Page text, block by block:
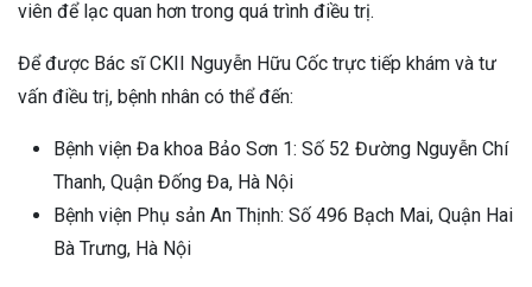
viên để lạc quan hơn trong quá trình điều trị.
Để được Bác sĩ CKII Nguyễn Hữu Cốc trực tiếp khám và tư
vấn điều trị, bệnh nhân có thể đến:
Bệnh viện Đa khoa Bảo Sơn 1: Số 52 Đường Nguyễn Chí
Thanh, Quận Đống Đa, Hà Nội
Bệnh viện Phụ sản An Thịnh: Số 496 Bạch Mai, Quận Hai
Bà Trưng, Hà Nội